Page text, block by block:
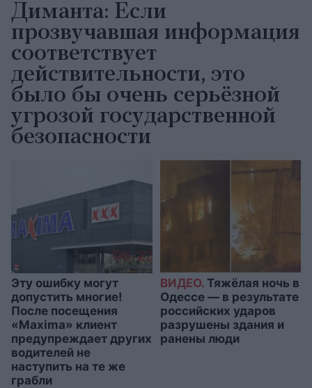
Диманта: Если
прозвучавшая информация
соответствует
действительности, это
было бы очень серьёзной
угрозой государственной
безопасности
Эту ошибку могут
допустить многие!
После посещения
«Maxima» клиент
предупреждает других
водителей не
наступить на те же
грабли
ВИДЕО.Тяжёлая ночь в
Одессе — в результате
российских ударов
разрушены здания и
ранены люди